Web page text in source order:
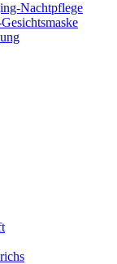
Nachtpflege